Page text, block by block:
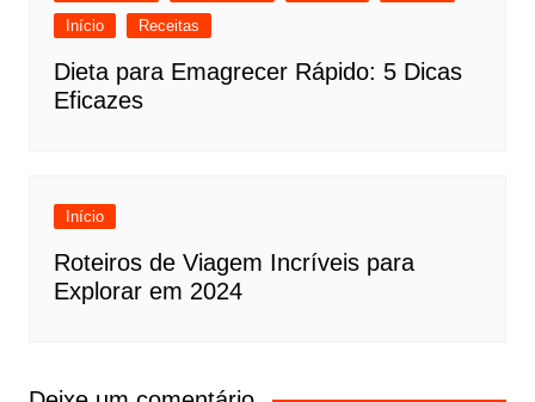
Início
Receitas
Dieta para Emagrecer Rápido: 5 Dicas
Eficazes
Início
Roteiros de Viagem Incríveis para
Explorar em 2024